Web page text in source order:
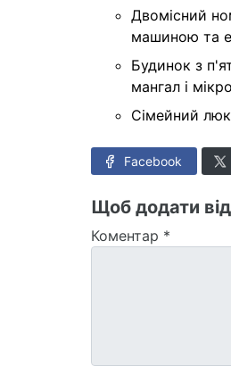
Двомісний
машиною та
Будинок з
мангал і
Сімейний
Facebook
Щоб додати
Коментар *